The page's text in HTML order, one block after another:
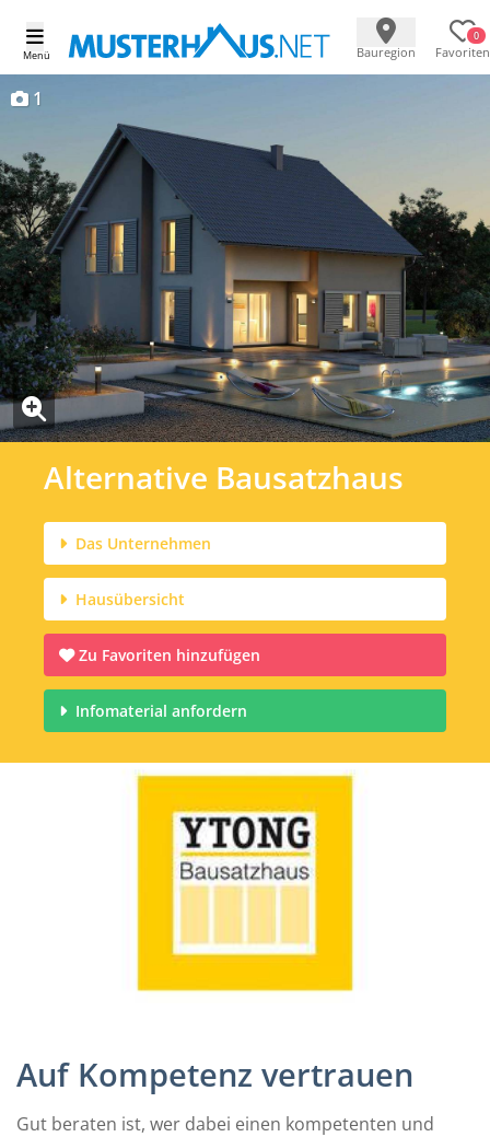
Menü Bauregion
0
Favoriten
1
Alternative Bausatzhaus
Das Unternehmen
Hausübersicht
Zu Favoriten hinzufügen
Infomaterial anfordern
Auf Kompetenz vertrauen
Gut beraten ist, wer dabei einen kompetenten und